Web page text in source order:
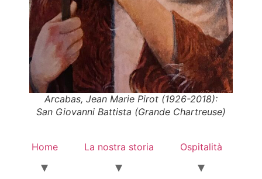
Arcabas, Jean Marie Pirot (1926-2018):
San Giovanni Battista (Grande Chartreuse)
Home La nostra storia Ospitalità